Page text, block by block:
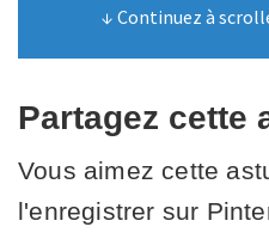
↓ Continuez à
Partagez cette
Vous aimez cette
l'enregistrer sur